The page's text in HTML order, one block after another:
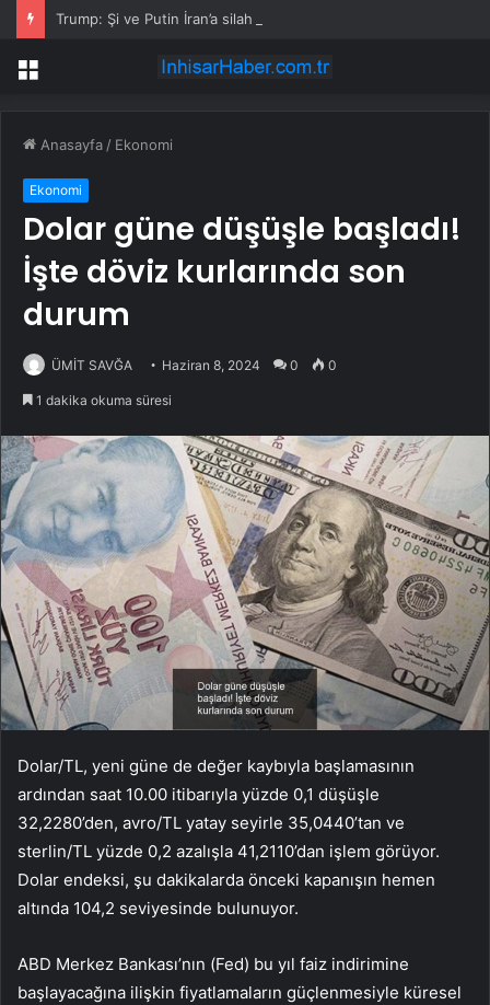
Trump: Şi ve Putin İran’a silah satmayacaklarını söyledi
Menü
Anasayfa / Ekonomi
Ekonomi
Dolar güne düşüşle başladı!
İşte döviz kurlarında son
durum
ÜMİT SAVĞA Haziran 8, 2024 0 0
1 dakika okuma süresi
Dolar/TL, yeni güne de değer kaybıyla başlamasının
ardından saat 10.00 itibarıyla yüzde 0,1 düşüşle
32,2280’den, avro/TL yatay seyirle 35,0440’tan ve
sterlin/TL yüzde 0,2 azalışla 41,2110’dan işlem görüyor.
Dolar endeksi, şu dakikalarda önceki kapanışın hemen
altında 104,2 seviyesinde bulunuyor.
ABD Merkez Bankası’nın (Fed) bu yıl faiz indirimine
başlayacağına ilişkin fiyatlamaların güçlenmesiyle küresel